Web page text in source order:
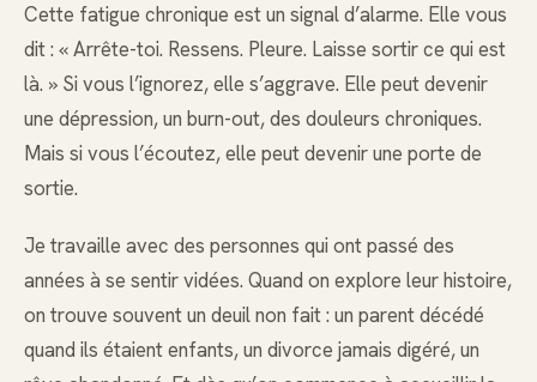
Cette fatigue chronique est un signal d’alarme. Elle vous
dit : « Arrête-toi. Ressens. Pleure. Laisse sortir ce qui est
là. » Si vous l’ignorez, elle s’aggrave. Elle peut devenir
une dépression, un burn-out, des douleurs chroniques.
Mais si vous l’écoutez, elle peut devenir une porte de
sortie.
Je travaille avec des personnes qui ont passé des
années à se sentir vidées. Quand on explore leur histoire,
on trouve souvent un deuil non fait : un parent décédé
quand ils étaient enfants, un divorce jamais digéré, un